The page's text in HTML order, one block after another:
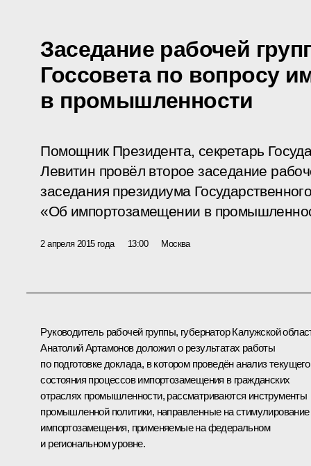
Заседание рабочей
Госсовета по вопросу
в промышленности
Помощник Президента, секретарь
Левитин провёл второе заседание
заседания президиума
«Об импортозамещении в
2 апреля 2015 года 13:00 Москва
Руководитель рабочей группы, губернатор Калужской
Анатолий Артамоновдоложил о результатах работы
по подготовке доклада, в котором проведён анализ текущего
состояния процессов импортозамещения в гражданских
отраслях промышленности, рассматриваются инструменты
промышленной политики, направленные на стимулирование
импортозамещения, применяемые на федеральном
и региональном уровне.